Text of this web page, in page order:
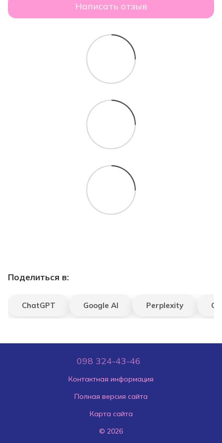
Написать отзыв
Поделиться в:
ChatGPT Google AI Perplexity
098 324-43-46
Контактная информация
Полная версия сайта
Карта сайта
© 2026